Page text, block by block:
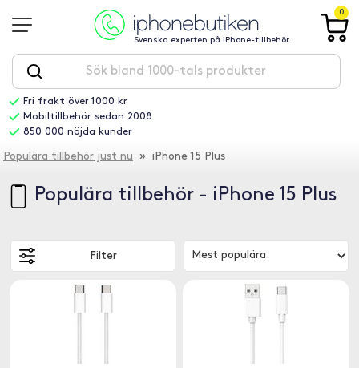
Svenska experten på iPhone-tillbehör
0
Fri frakt över 1000 kr
Mobiltillbehör sedan 2008
850 000 nöjda kunder
Populära tillbehör just nu » iPhone 15 Plus
Populära tillbehör - iPhone 15 Plus
Filter